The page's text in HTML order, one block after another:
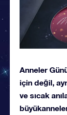
Anneler
için değil,
ve sıcak